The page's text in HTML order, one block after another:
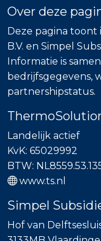
Over deze
Deze pagina
B.V. en Simpel
Informatie is
bedrijfsgegevens,
partnershipstatus.
Landelijk actief
KvK: 65029992
BTW:
www.ts.nl
Simpel
Hof van